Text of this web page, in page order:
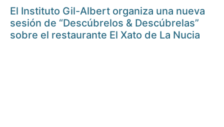
El Instituto Gil-Albert organiza una nueva
sesión de “Descúbrelos & Descúbrelas”
sobre el restaurante El Xato de La Nucia